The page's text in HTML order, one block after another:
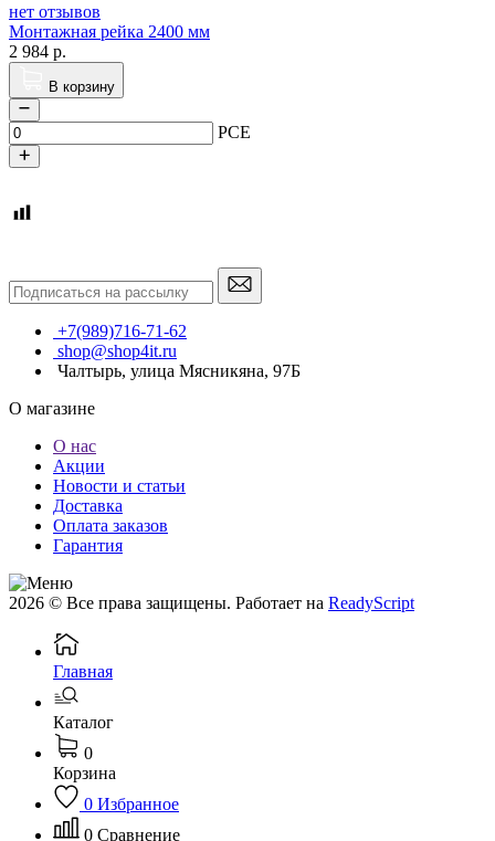
нет отзывов
Монтажная рейка 2400 мм
2 984 р.
В корзину
PCE
+7(989)716-71-62
shop@shop4it.ru
Чалтырь, улица Мясникяна, 97Б
О магазине
О нас
Акции
Новости и статьи
Доставка
Оплата заказов
Гарантия
2026 © Все права защищены. Работает на ReadyScript
Главная
Каталог
0
Корзина
0 Избранное
0 Сравнение